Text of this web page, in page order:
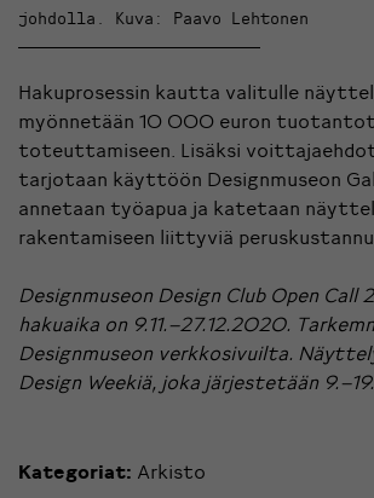
johdolla. Kuva: Paavo Lehtonen
Hakuprosessin kautta valitulle
myönnetään 10 000 euron
toteuttamiseen. Lisäksi
tarjotaan käyttöön Designmuseon
annetaan työapua ja katetaan
rakentamiseen liittyviä
Designmuseon Design Club Open
hakuaika on 9.11.–27.12.2020.
Designmuseon verkkosivuilta.
Design Weekiä, joka järjestetään
Kategoriat: Arkisto